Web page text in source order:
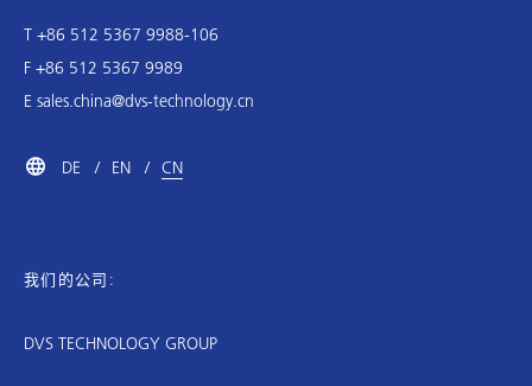
T +86 512 5367 9988-106
F +86 512 5367 9989
E sales.china@dvs-technology.cn
DE EN CN
我们的公司:
DVS TECHNOLOGY GROUP